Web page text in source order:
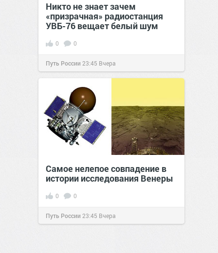
Никто не знает зачем
«призрачная» радиостанция
УВБ-76 вещает белый шум
0 0
Путь России 23:45 Вчера
Самое нелепое совпадение в
истории исследования Венеры
0 0
Путь России 23:45 Вчера